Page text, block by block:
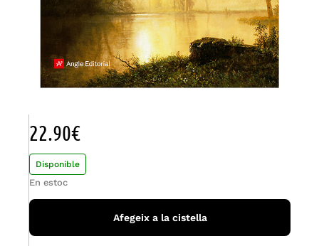
22.90€
Disponible
En estoc
Afegeix a la cistella